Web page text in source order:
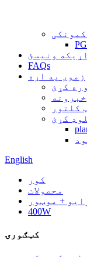
ونیسئ
FAQs
زموږ په اړه
کړئ
خبرونه
کلتور
کړئ
English
کور
محصولات
+ موټور
400W
کټګورۍ